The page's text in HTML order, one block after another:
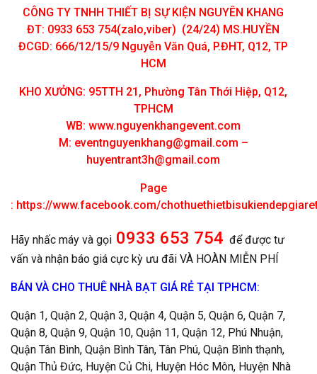
CÔNG TY TNHH THIẾT BỊ SỰ KIỆN NGUYÊN KHANG
ĐT: 0933 653 754(zalo,viber) (24/24) MS.HUYỀN
ĐCGD: 666/12/15/9 Nguyễn Văn Quá, P.ĐHT, Q12, TP
HCM
KHO XƯỞNG: 95TTH 21, Phường Tân Thới Hiệp, Q12,
TPHCM
WB: www.nguyenkhangevent.com
M: eventnguyenkhang@gmail.com –
huyentrant3h@gmail.com
Page
: https://www.facebook.com/
Hãy nhấc máy và gọi 0933 653 754 để được tư
vấn và nhận báo giá cực kỳ ưu đãi VÀ HOÀN MIỄN PHÍ
BÁN VÀ CHO THUÊ NHÀ BẠT GIÁ RẺ TẠI TPHCM:
Quận 1, Quận 2, Quận 3, Quận 4, Quận 5, Quận 6, Quận 7,
Quận 8, Quận 9, Quận 10, Quận 11, Quận 12, Phú Nhuận,
Quận Tân Bình, Quận Bình Tân, Tân Phú, Quận Bình thạnh,
Quận Thủ Đức, Huyện Củ Chi, Huyện Hóc Môn, Huyện Nhà